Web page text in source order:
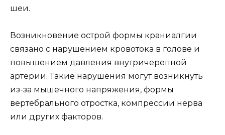
шеи.
Возникновение острой формы краниалгии
связано с нарушением кровотока в голове и
повышением давления внутричерепной
артерии. Такие нарушения могут возникнуть
из-за мышечного напряжения, формы
вертебрального отростка, компрессии нерва
или других факторов.